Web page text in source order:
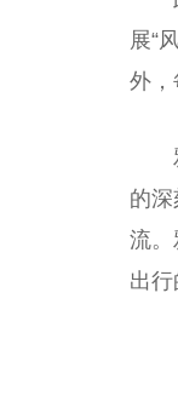
展“
外，
的
流。
出行